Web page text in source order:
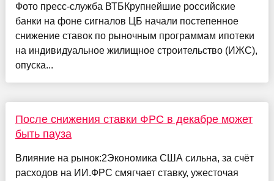
Фото пресс-служба ВТБКрупнейшие российские
банки на фоне сигналов ЦБ начали постепенное
снижение ставок по рыночным программам ипотеки
на индивидуальное жилищное строительство (ИЖС),
опуска...
После снижения ставки ФРС в декабре может
быть пауза
Влияние на рынок:2Экономика США сильна, за счёт
расходов на ИИ.ФРС смягчает ставку, ужесточая